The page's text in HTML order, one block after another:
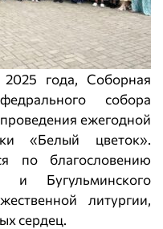
2025 года, Соборная
собора
ежегодной
«Белый цветок».
по благословению
и Бугульминского
литургии,
сердец.